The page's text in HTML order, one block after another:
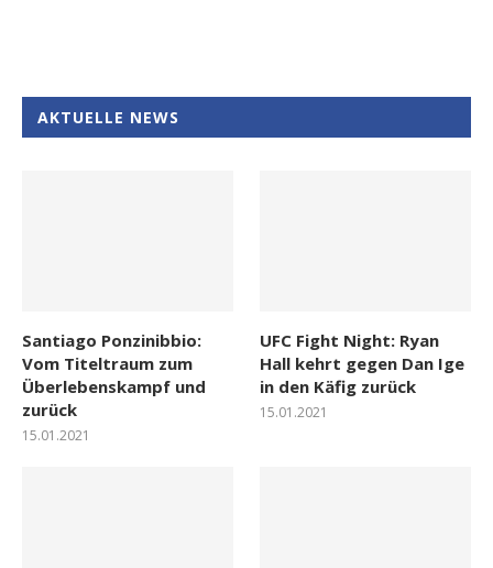
AKTUELLE NEWS
Santiago Ponzinibbio:
Vom Titeltraum zum
Überlebenskampf und
zurück
15.01.2021
UFC Fight Night: Ryan
Hall kehrt gegen Dan Ige
in den Käfig zurück
15.01.2021